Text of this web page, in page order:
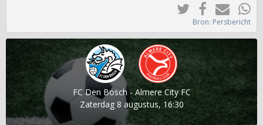
Bron: Persbericht
FC Den Bosch - Almere City FC
Zaterdag 8 augustus, 16:30